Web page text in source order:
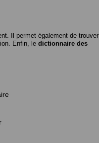
Il permet également de trouver
Enfin, le dictionnaire des